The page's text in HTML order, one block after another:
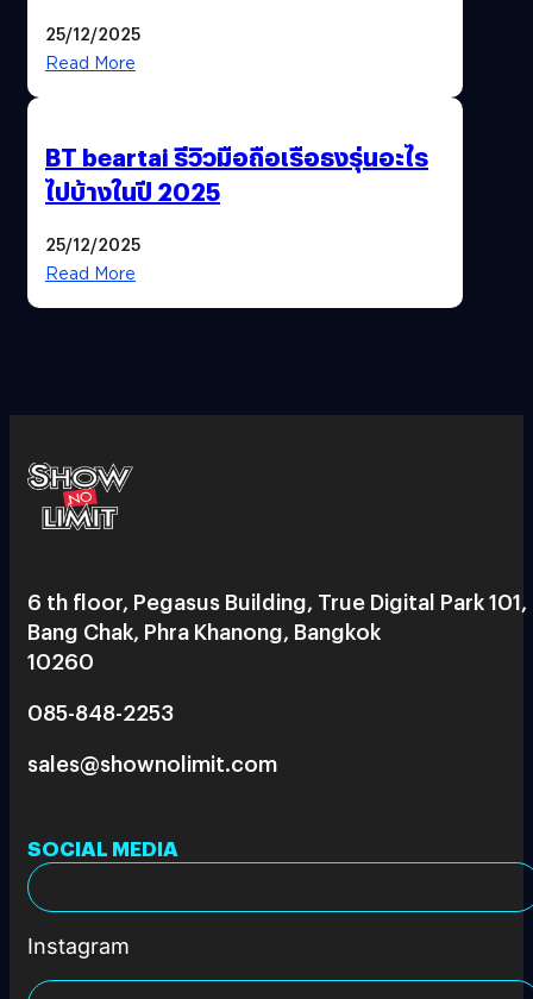
25/12/2025
Read More
BT beartai รีวิวมือถือเรือธงรุ่นอะไร
ไปบ้างในปี 2025
25/12/2025
Read More
6 th floor, Pegasus Building, True Digital Park 101,
Bang Chak, Phra Khanong, Bangkok
10260
085-848-2253
sales@shownolimit.com
SOCIAL MEDIA
Instagram